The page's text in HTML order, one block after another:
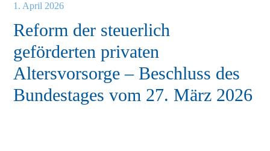
Reform der steuerlich
geförderten privaten
Altersvorsorge – Beschluss des
Bun­destages vom 27. März 2026
1. April 2026